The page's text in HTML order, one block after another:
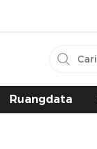
Ruangdata